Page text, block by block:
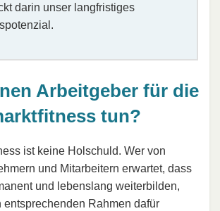
darin unser langfristiges
Arbeitgeber für die
tun?
ist keine Holschuld. Wer von
und Mitarbeitern erwartet, dass
und lebenslang weiterbilden,
entsprechenden Rahmen dafür